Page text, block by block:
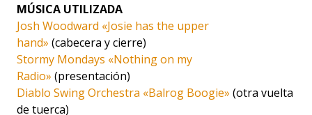
MÚSICA UTILIZADA
Josh Woodward «Josie has the upper
hand» (cabecera y cierre)
Stormy Mondays «Nothing on my
Radio» (presentación)
Diablo Swing Orchestra «Balrog Boogie» (otra vuelta
de tuerca)